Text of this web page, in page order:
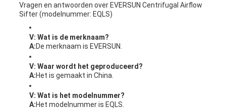
Vragen en antwoorden over EVERSUN Centrifugal Airflow
Sifter (modelnummer: EQLS)
V: Wat is de merknaam?
A:De merknaam is EVERSUN.
V: Waar wordt het geproduceerd?
A:Het is gemaakt in China.
V: Wat is het modelnummer?
A:Het modelnummer is EQLS.